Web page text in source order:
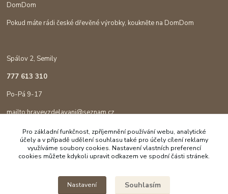
DomDom
Pokud máte rádi české dřevěné výrobky, koukněte na DomDom
Spálov 2, Semily
777 613 310
Po-Pá 9-17
mailto:hravevzdelavani@seznam.cz
Pro základní funkčnost, zpříjemnění používání webu, analytické
účely a v případě udělení souhlasu také pro účely cílení reklamy
využíváme soubory cookies. Nastavení vlastních preferencí
cookies můžete kdykoli upravit odkazem ve spodní části stránek.
Nastavení Souhlasím